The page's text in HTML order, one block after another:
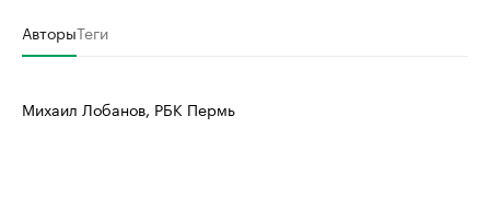
АвторыТеги
Михаил Лобанов, РБК Пермь